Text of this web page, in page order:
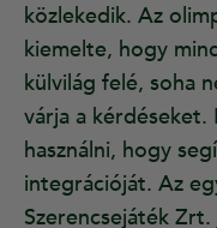
közlekedik. Az
kiemelte, hogy
külvilág felé, soha
várja a
használni, hogy
integrációját. Az
Szerencsejáték